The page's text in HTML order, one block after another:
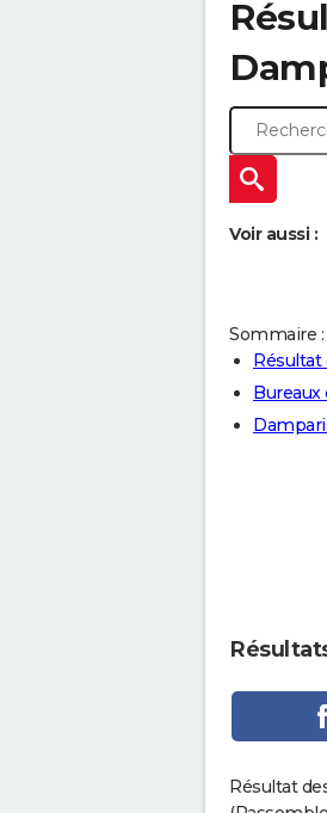
Voir aussi :
Sommaire :
Résultat
Bureaux
Résultat